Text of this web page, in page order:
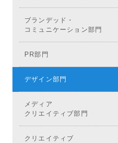
ブランデッド・
コミュニケーション部門
PR部門
デザイン部門
メディア
クリエイティブ部門
クリエイティブ